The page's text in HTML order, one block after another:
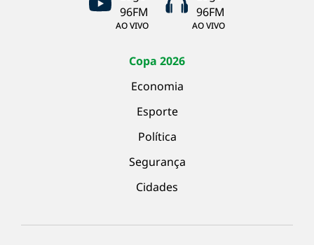
AO VIVO AO VIVO
Copa 2026
Economia
Esporte
Política
Segurança
Cidades